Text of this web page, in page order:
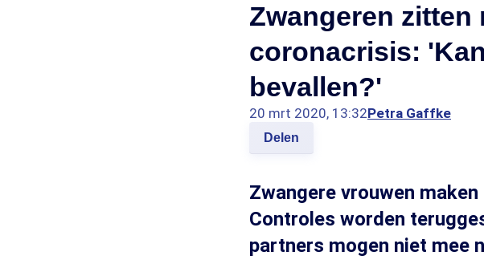
Zwangeren zitten
coronacrisis:
bevallen?'
20 mrt 2020, 13:32Petra Gaffke
Delen
Zwangere vrouwen
Controles worden
partners mogen niet mee